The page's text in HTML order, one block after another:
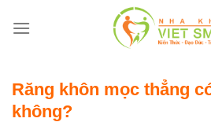
qua
Răng khôn mọc thẳng
không?